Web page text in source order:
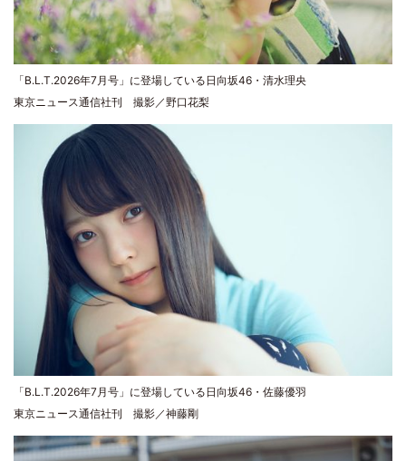
「B.L.T.2026年7月号」に登場している日向坂46・清水理央
東京ニュース通信社刊 撮影／野口花梨
「B.L.T.2026年7月号」に登場している日向坂46・佐藤優羽
東京ニュース通信社刊 撮影／神藤剛